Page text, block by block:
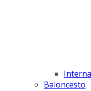
Baloncesto